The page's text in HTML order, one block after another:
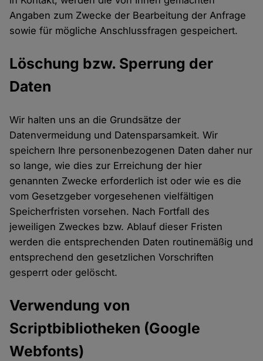
Angaben zum Zwecke der Bearbeitung der Anfrage
sowie für mögliche Anschlussfragen gespeichert.
Löschung bzw. Sperrung der
Daten
Wir halten uns an die Grundsätze der
Datenvermeidung und Datensparsamkeit. Wir
speichern Ihre personenbezogenen Daten daher nur
so lange, wie dies zur Erreichung der hier
genannten Zwecke erforderlich ist oder wie es die
vom Gesetzgeber vorgesehenen vielfältigen
Speicherfristen vorsehen. Nach Fortfall des
jeweiligen Zweckes bzw. Ablauf dieser Fristen
werden die entsprechenden Daten routinemäßig und
entsprechend den gesetzlichen Vorschriften
gesperrt oder gelöscht.
Verwendung von
Scriptbibliotheken (Google
Webfonts)